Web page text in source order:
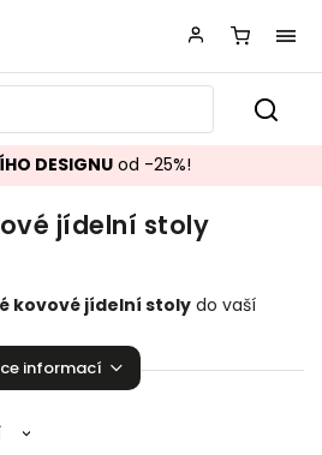
DESIGNUod -25%!
jídelní stoly
kovové jídelní stoly do vaší
informací